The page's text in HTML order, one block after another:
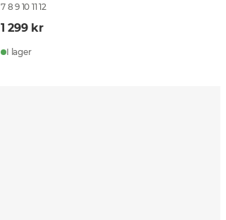
7 8 9 10 11 12
1 299 kr
I lager